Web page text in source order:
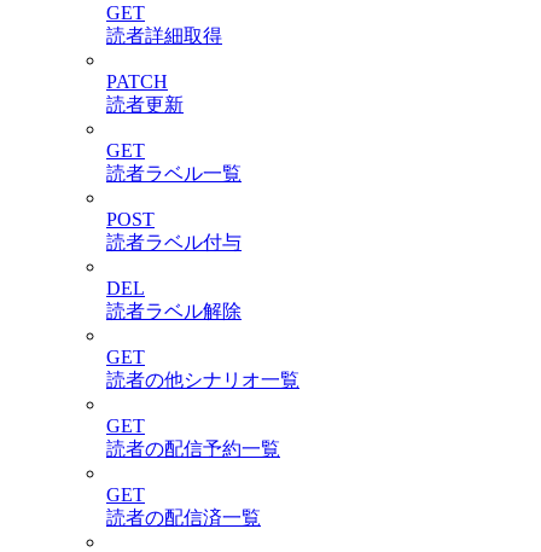
GET
読者詳細取得
PATCH
読者更新
GET
読者ラベル一覧
POST
読者ラベル付与
DEL
読者ラベル解除
GET
読者の他シナリオ一覧
GET
読者の配信予約一覧
GET
読者の配信済一覧